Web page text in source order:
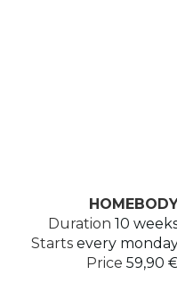
Duration 10
Starts every
Price 59,90